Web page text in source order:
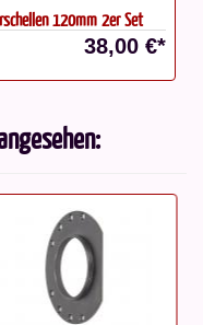
120mm 2er Set
38,00 €*